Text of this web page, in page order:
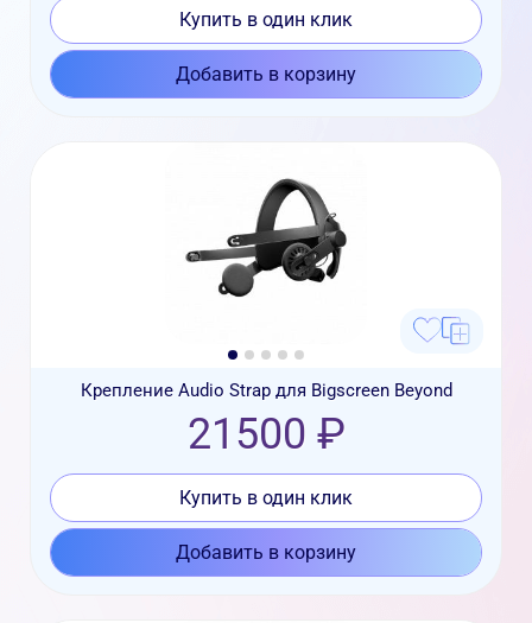
Купить в один клик
Добавить в корзину
Крепление Audio Strap для Bigscreen Beyond
21500 ₽
Купить в один клик
Добавить в корзину